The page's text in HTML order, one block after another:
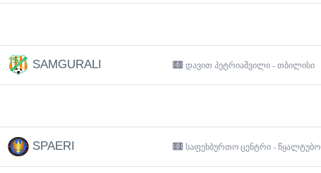
SAMGURALI დავით პეტრიაშვილი - თბილისი
SPAERI საფეხბურთო ცენტრი - წყალტუბო